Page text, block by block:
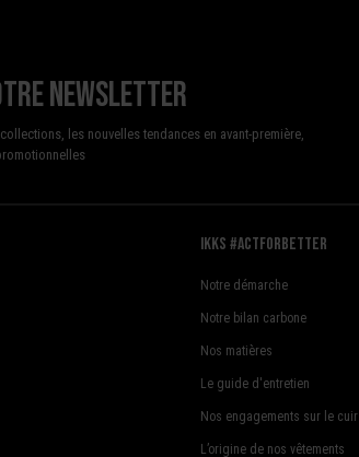
newsletter
les nouvelles tendances en avant-première,
Ikks #actforbetter
Notre démarche
Notre bilan carbone
Nos matières
Le guide d'entretien
Nos engagements sur le cuir
L’origine de nos vêtements